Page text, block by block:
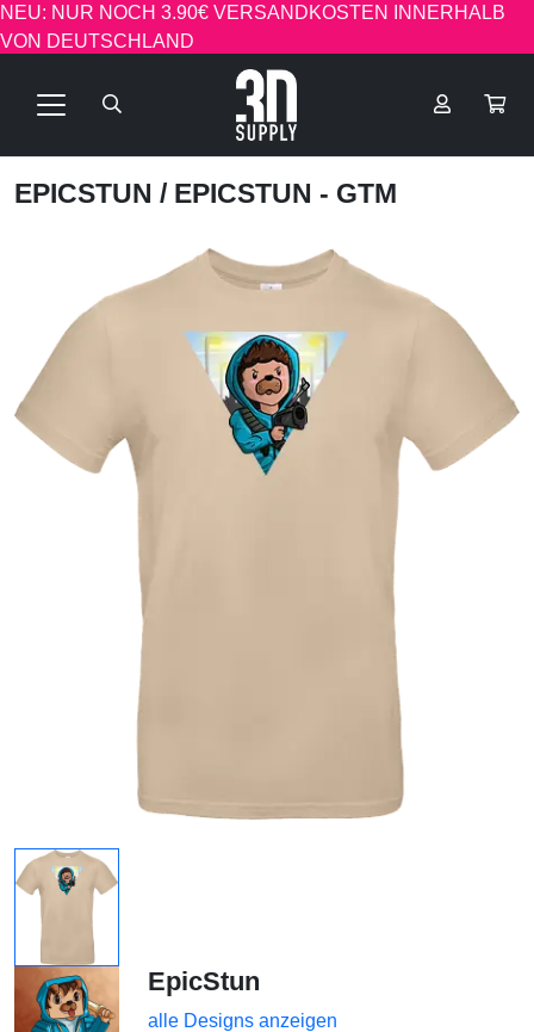
NEU: NUR NOCH 3.90€ VERSANDKOSTEN INNERHALB
VON DEUTSCHLAND
EPICSTUN / EPICSTUN - GTM
EpicStun
alle Designs anzeigen